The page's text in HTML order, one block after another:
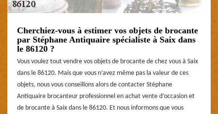
Cherchiez-vous à estimer vos objets de brocante
par Stéphane Antiquaire spécialiste à Saix dans
le 86120 ?
Vous voulez tout vendre vos objets de brocante de chez vous à Saix
dans le 86120. Mais que vous n’avez même pas la valeur de ces
objets, nous vous conseillons alors de contacter Stéphane
Antiquaire brocanteur professionnel en achat vente d’occasion et
de brocante à Saix dans le 86120. Et nous informons que vous